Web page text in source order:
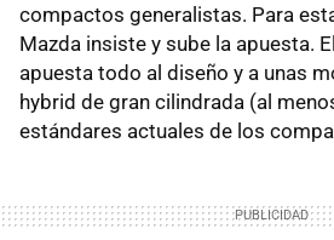
compactos generalistas. Para
Mazda insiste y sube la apuesta.
apuesta todo al diseño y a unas
hybrid de gran cilindrada (al
estándares actuales de los